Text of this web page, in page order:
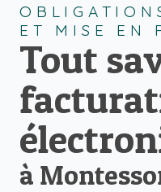
ET MISE EN
Tout
à